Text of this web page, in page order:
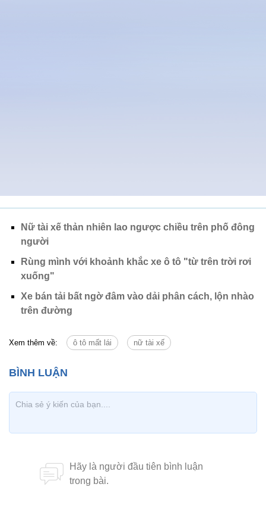
Nữ tài xế thản nhiên lao ngược chiều trên phố đông
người
Rùng mình với khoảnh khắc xe ô tô "từ trên trời rơi
xuống"
Xe bán tải bất ngờ đâm vào dải phân cách, lộn nhào
trên đường
Xem thêm về: ô tô mất lái nữ tài xế